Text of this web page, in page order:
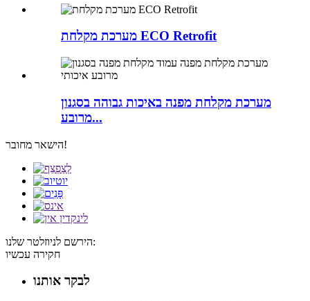
מערכת מקלחת ECO Retrofit
מערכת מקלחת מפנה באיכות גבוהה בסגנון
מרובע...
הישאר מחובר!
הירשם לניוזלטר שלנו:
חקירה עכשיו
לבקר אותנו